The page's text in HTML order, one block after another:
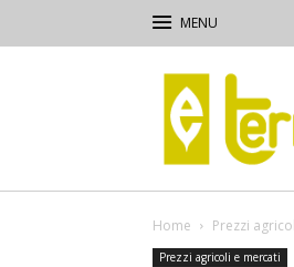
Terra
e
Vita
Home Prezzi
Prezzi agricoli e mercati